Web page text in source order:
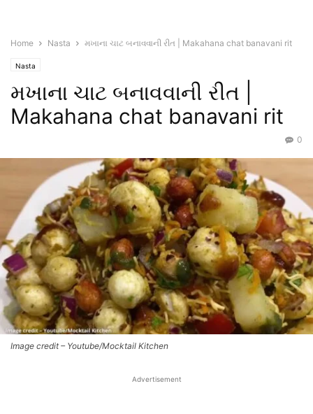
Home Nasta મખાના ચાટ બનાવવાની રીત | Makahana chat banavani rit
Nasta
મખાના ચાટ બનાવવાની રીત |
Makahana chat banavani rit
0
Image credit – Youtube/Mocktail Kitchen
Advertisement